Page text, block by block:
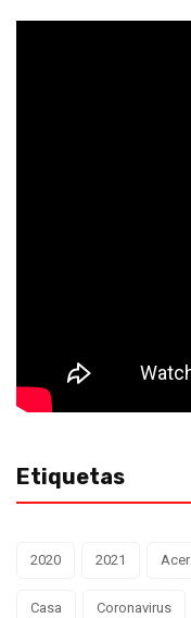
Etiquetas
2020 2021 Acer
Casa Coronavirus